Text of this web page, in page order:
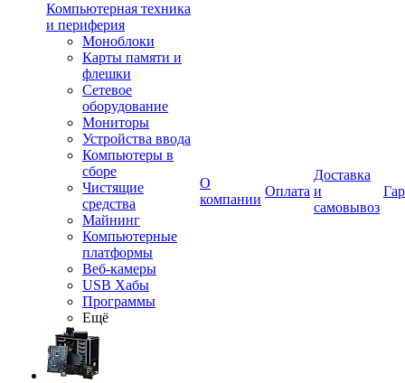
Компьютерная техника
и периферия
Моноблоки
Карты памяти и
флешки
Сетевое
оборудование
Мониторы
Устройства ввода
Компьютеры в
сборе
Чистящие
средства
Майнинг
Компьютерные
платформы
Веб-камеры
USB Хабы
Программы
Ещё
О
компании
Оплата
Доставка
и
самовывоз